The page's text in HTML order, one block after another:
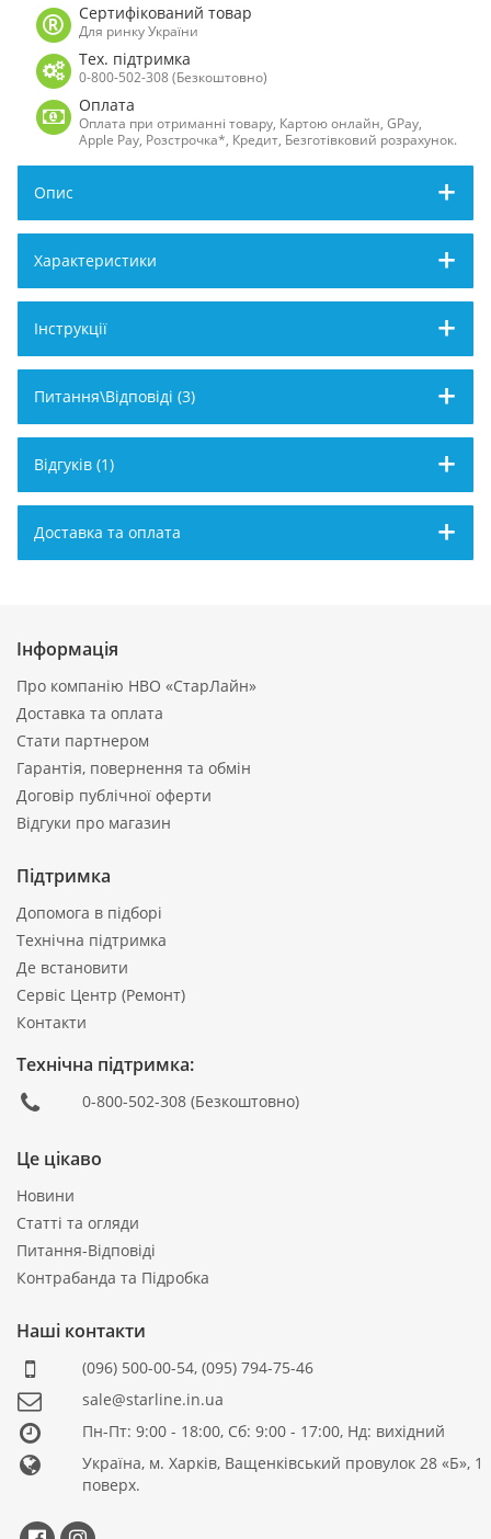
Сертифікований товар
Для ринку України
Тех. підтримка
0-800-502-308 (Безкоштовно)
Оплата
Оплата при отриманні товару, Картою онлайн, GPay,
Apple Pay, Розстрочка*, Кредит, Безготівковий розрахунок.
Опис
Характеристики
Інструкції
Питання\Відповіді (3)
Відгуків (1)
Доставка та оплата
Інформація
Про компанію НВО «СтарЛайн»
Доставка та оплата
Стати партнером
Гарантія, повернення та обмін
Договір публічної оферти
Відгуки про магазин
Підтримка
Допомога в підборі
Технічна підтримка
Де встановити
Сервіс Центр (Ремонт)
Контакти
Технічна підтримка:
0-800-502-308(Безкоштовно)
Це цікаво
Новини
Статті та огляди
Питання-Відповіді
Контрабанда та Підробка
Наші контакти
(096) 500-00-54, (095) 794-75-46
sale@starline.in.ua
Пн-Пт: 9:00 - 18:00, Сб: 9:00 - 17:00, Нд: вихідний
Україна, м. Харків, Ващенківський провулок 28 «Б», 1
поверх.